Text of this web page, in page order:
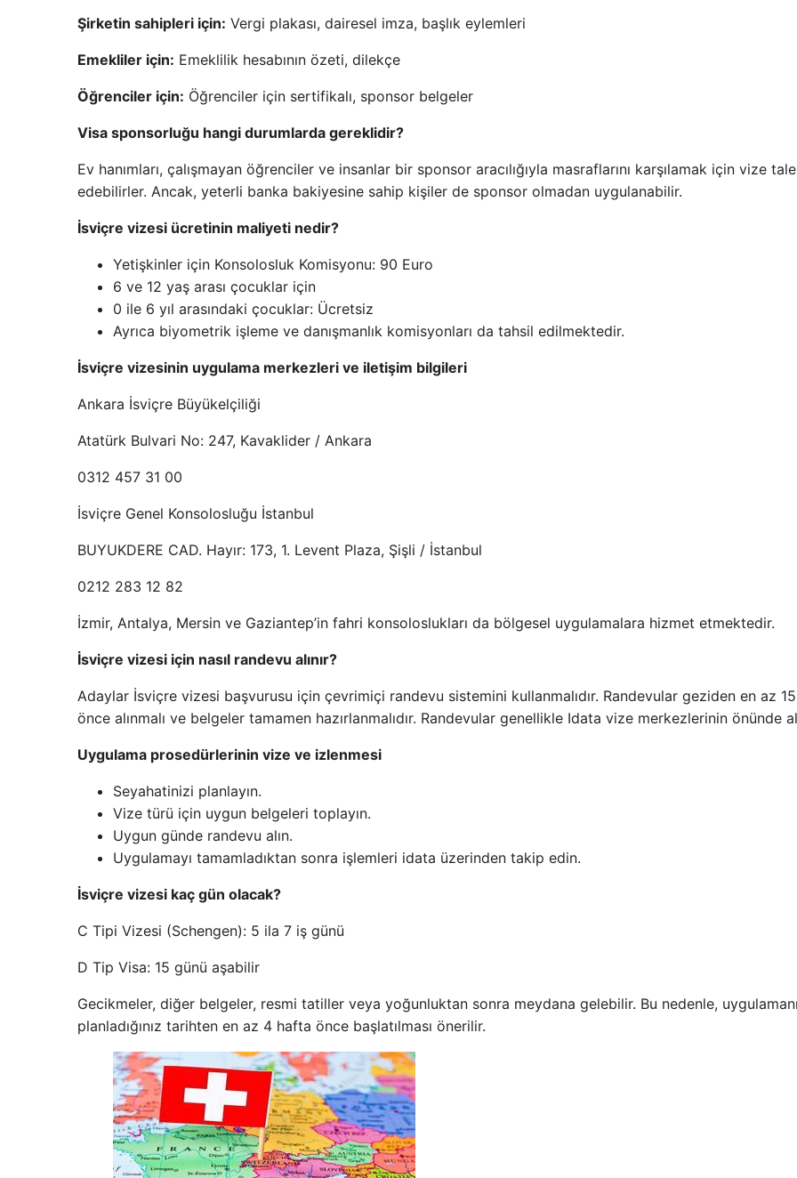
Şirketin sahipleri için: Vergi plakası, dairesel imza, başlık eylemleri
Emekliler için: Emeklilik hesabının özeti, dilekçe
Öğrenciler için: Öğrenciler için sertifikalı, sponsor belgeler
Visa sponsorluğu hangi durumlarda gereklidir?
Ev hanımları, çalışmayan öğrenciler ve insanlar bir sponsor aracılığıyla masraflarını karşılamak için vize
edebilirler. Ancak, yeterli banka bakiyesine sahip kişiler de sponsor olmadan uygulanabilir.
İsviçre vizesi ücretinin maliyeti nedir?
Yetişkinler için Konsolosluk Komisyonu: 90 Euro
6 ve 12 yaş arası çocuklar için
0 ile 6 yıl arasındaki çocuklar: Ücretsiz
Ayrıca biyometrik işleme ve danışmanlık komisyonları da tahsil edilmektedir.
İsviçre vizesinin uygulama merkezleri ve iletişim bilgileri
Ankara İsviçre Büyükelçiliği
Atatürk Bulvari No: 247, Kavaklider / Ankara
0312 457 31 00
İsviçre Genel Konsolosluğu İstanbul
BUYUKDERE CAD. Hayır: 173, 1. Levent Plaza, Şişli / İstanbul
0212 283 12 82
İzmir, Antalya, Mersin ve Gaziantep’in fahri konsoloslukları da bölgesel uygulamalara hizmet etmektedir.
İsviçre vizesi için nasıl randevu alınır?
Adaylar İsviçre vizesi başvurusu için çevrimiçi randevu sistemini kullanmalıdır. Randevular geziden en az
önce alınmalı ve belgeler tamamen hazırlanmalıdır. Randevular genellikle Idata vize merkezlerinin önünde
Uygulama prosedürlerinin vize ve izlenmesi
Seyahatinizi planlayın.
Vize türü için uygun belgeleri toplayın.
Uygun günde randevu alın.
Uygulamayı tamamladıktan sonra işlemleri idata üzerinden takip edin.
İsviçre vizesi kaç gün olacak?
C Tipi Vizesi (Schengen): 5 ila 7 iş günü
D Tip Visa: 15 günü aşabilir
Gecikmeler, diğer belgeler, resmi tatiller veya yoğunluktan sonra meydana gelebilir. Bu nedenle,
planladığınız tarihten en az 4 hafta önce başlatılması önerilir.